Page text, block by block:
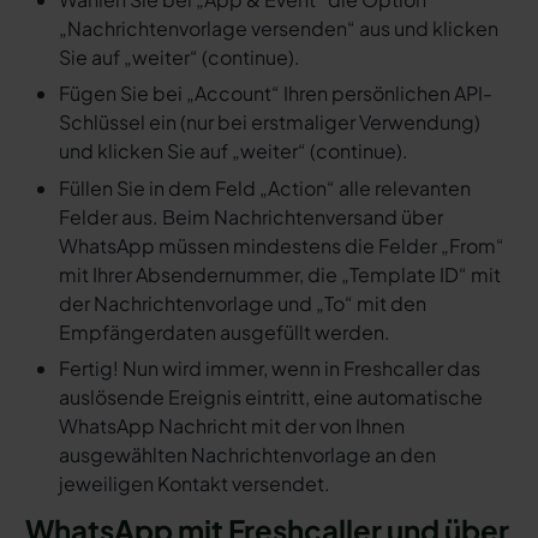
„Nachrichtenvorlage versenden“ aus und klicken
Sie auf „weiter“ (continue).
Fügen Sie bei „Account“ Ihren persönlichen API-
Schlüssel ein (nur bei erstmaliger Verwendung)
und klicken Sie auf „weiter“ (continue).
Füllen Sie in dem Feld „Action“ alle relevanten
Felder aus. Beim Nachrichtenversand über
WhatsApp müssen mindestens die Felder „From“
mit Ihrer Absendernummer, die „Template ID“ mit
der Nachrichtenvorlage und „To“ mit den
Empfängerdaten ausgefüllt werden.
Fertig! Nun wird immer, wenn in Freshcaller das
auslösende Ereignis eintritt, eine automatische
WhatsApp Nachricht mit der von Ihnen
ausgewählten Nachrichtenvorlage an den
jeweiligen Kontakt versendet.
WhatsApp mit Freshcaller und über